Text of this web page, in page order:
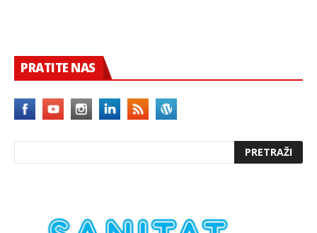
PRATITE NAS